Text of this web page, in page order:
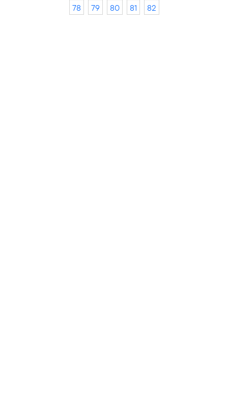
78
79 80 81 82